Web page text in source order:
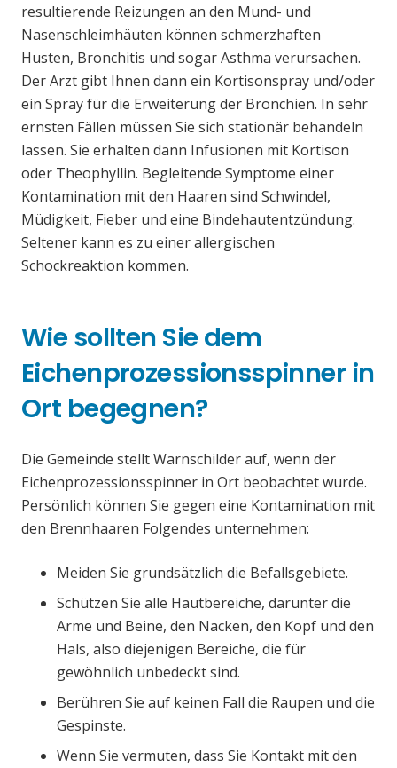
resultierende Reizungen an den Mund- und
Nasenschleimhäuten können schmerzhaften
Husten, Bronchitis und sogar Asthma verursachen.
Der Arzt gibt Ihnen dann ein Kortisonspray und/oder
ein Spray für die Erweiterung der Bronchien. In sehr
ernsten Fällen müssen Sie sich stationär behandeln
lassen. Sie erhalten dann Infusionen mit Kortison
oder Theophyllin. Begleitende Symptome einer
Kontamination mit den Haaren sind Schwindel,
Müdigkeit, Fieber und eine Bindehautentzündung.
Seltener kann es zu einer allergischen
Schockreaktion kommen.
Wie sollten Sie dem
Eichenprozessionsspinner in
Ort begegnen?
Die Gemeinde stellt Warnschilder auf, wenn der
Eichenprozessionsspinner in Ort beobachtet wurde.
Persönlich können Sie gegen eine Kontamination mit
den Brennhaaren Folgendes unternehmen:
Meiden Sie grundsätzlich die Befallsgebiete.
Schützen Sie alle Hautbereiche, darunter die
Arme und Beine, den Nacken, den Kopf und den
Hals, also diejenigen Bereiche, die für
gewöhnlich unbedeckt sind.
Berühren Sie auf keinen Fall die Raupen und die
Gespinste.
Wenn Sie vermuten, dass Sie Kontakt mit den